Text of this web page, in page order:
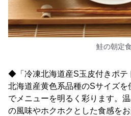
鮭の朝定食
◆「冷凍北海道産S玉皮付きポテ
北海道産黄色系品種のSサイズを
でメニューを明るく彩ります。
の風味やホクホクとした食感を